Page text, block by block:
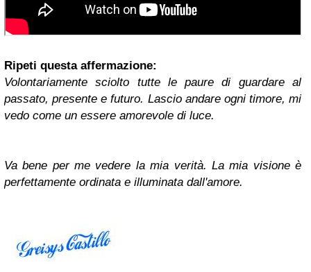
Ripeti questa affermazione:
Volontariamente sciolto tutte le paure di guardare al
passato, presente e futuro. Lascio andare ogni timore, mi
vedo come un essere amorevole di luce.
Va bene per me vedere la mia verità. La mia visione è
perfettamente ordinata e illuminata dall'amore.